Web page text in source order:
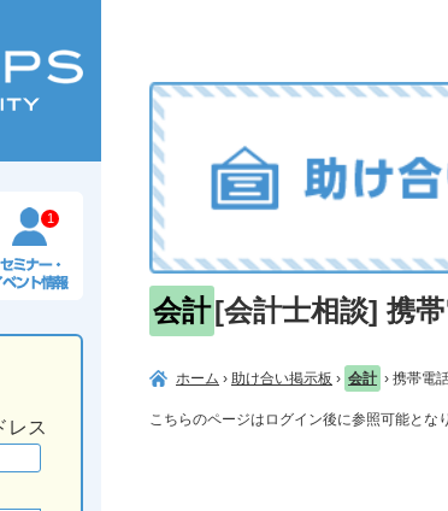
1
レス
会計[会計士相談] 携
ホーム › 助け合い掲示板 › 会計 › 携帯電
こちらのページはログイン後に参照可能とな